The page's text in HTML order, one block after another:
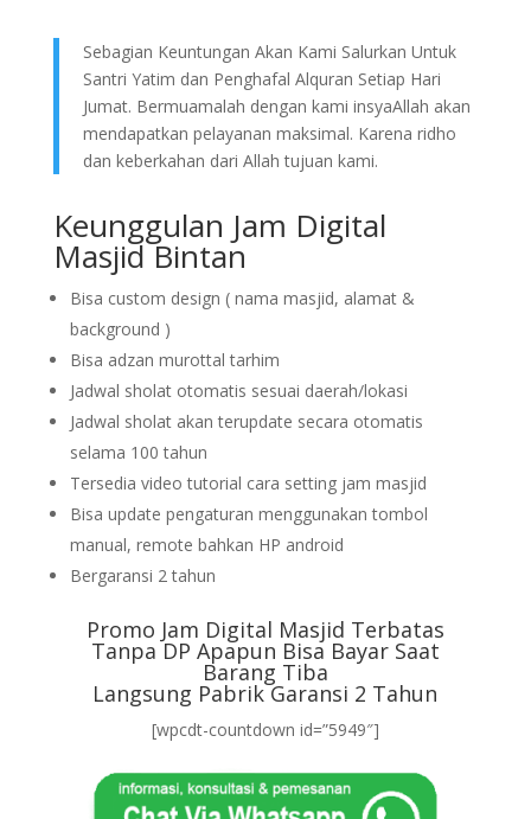
Sebagian Keuntungan Akan Kami Salurkan Untuk
Santri Yatim dan Penghafal Alquran Setiap Hari
Jumat. Bermuamalah dengan kami insyaAllah akan
mendapatkan pelayanan maksimal. Karena ridho
dan keberkahan dari Allah tujuan kami.
Keunggulan Jam Digital
Masjid Bintan
Bisa custom design ( nama masjid, alamat &
background )
Bisa adzan murottal tarhim
Jadwal sholat otomatis sesuai daerah/lokasi
Jadwal sholat akan terupdate secara otomatis
selama 100 tahun
Tersedia video tutorial cara setting jam masjid
Bisa update pengaturan menggunakan tombol
manual, remote bahkan HP android
Bergaransi 2 tahun
Promo Jam Digital Masjid Terbatas
Tanpa DP Apapun Bisa Bayar Saat
Barang Tiba
Langsung Pabrik Garansi 2 Tahun
[wpcdt-countdown id=”5949″]